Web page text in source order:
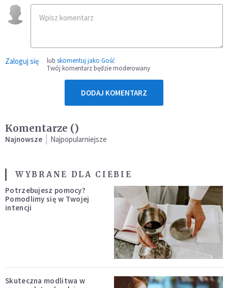
Zaloguj się lub skomentuj jako Gość
Twój komentarz będzie moderowany
DODAJ KOMENTARZ
Komentarze ()
Najnowsze Najpopularniejsze
WYBRANE DLA CIEBIE
Potrzebujesz pomocy?
Pomodlimy się w Twojej
intencji
Skuteczna modlitwa w